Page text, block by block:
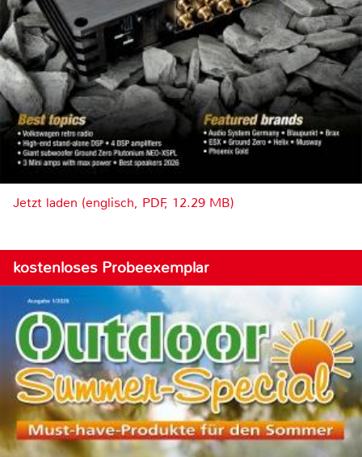
Jetzt laden (englisch, PDF, 12.29 MB)
kostenloses Probeexemplar